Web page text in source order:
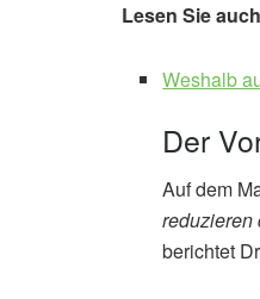
Lesen Sie
Weshalb
Der
Auf dem
reduzieren
berichtet